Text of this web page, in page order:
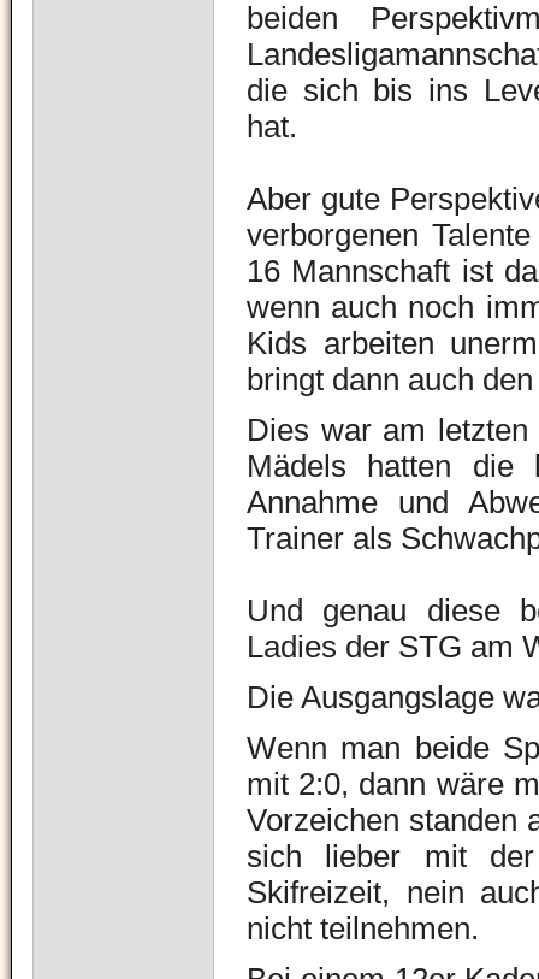
beiden
die sich bis ins
hat.
Aber gute
verborgenen
16 Mannschaft ist
wenn auch noch
Kids arbeiten
bringt dann auch
Dies war am letzten
Mädels hatten die
Annahme und
Trainer als
Und genau diese
Ladies der STG am
Die Ausgangslage
Wenn man beide
mit 2:0, dann wäre
Vorzeichen standen
sich lieber mit
Skifreizeit, nein
nicht teilnehmen.